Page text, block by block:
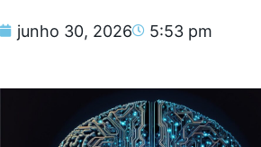
junho 30, 2026 5:53 pm